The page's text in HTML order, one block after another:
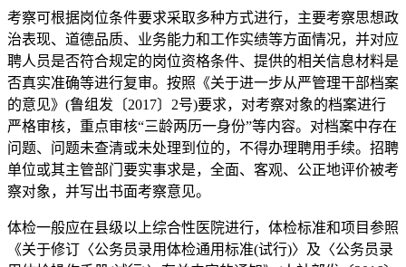
考察可根据岗位条件要求采取多种方式进行，主要考察思想政
治表现、道德品质、业务能力和工作实绩等方面情况，并对应
聘人员是否符合规定的岗位资格条件、提供的相关信息材料是
否真实准确等进行复审。按照《关于进一步从严管理干部档案
的意见》(鲁组发〔2017〕2号)要求，对考察对象的档案进行
严格审核，重点审核“三龄两历一身份”等内容。对档案中存在
问题、问题未查清或未处理到位的，不得办理聘用手续。招聘
单位或其主管部门要实事求是，全面、客观、公正地评价被考
察对象，并写出书面考察意见。
体检一般应在县级以上综合性医院进行，体检标准和项目参照
《关于修订〈公务员录用体检通用标准(试行)〉及〈公务员录